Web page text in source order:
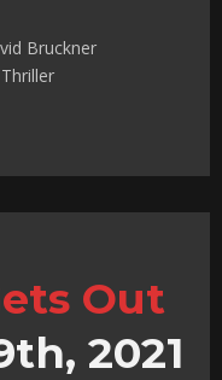
Bruckner
Out
2021